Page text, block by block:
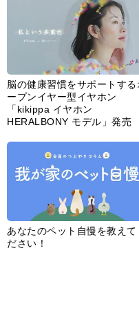
脳の健康習慣をサポートする
ープンイヤー型イヤホン
「kikippa イヤホン
HERALBONY モデル」発売
あなたのペット自慢を教えて
ださい！